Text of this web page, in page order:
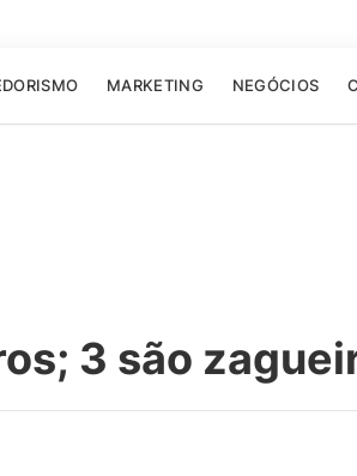
MARKETING NEGÓCIOS
3 são